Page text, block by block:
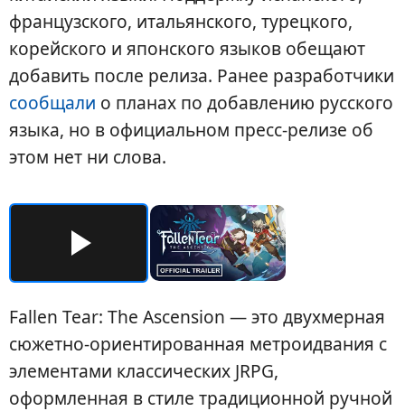
французского, итальянского, турецкого,
корейского и японского языков обещают
добавить после релиза. Ранее разработчики
сообщали о планах по добавлению русского
языка, но в официальном пресс-релизе об
этом нет ни слова.
Fallen Tear: The Ascension — это двухмерная
сюжетно-ориентированная метроидвания с
элементами классических JRPG,
оформленная в стиле традиционной ручной